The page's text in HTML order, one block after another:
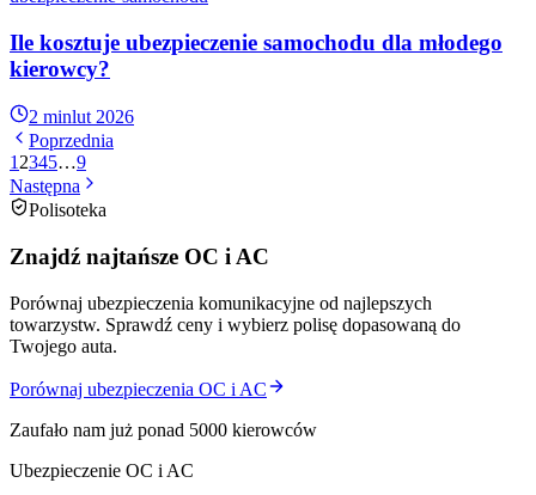
Ile kosztuje ubezpieczenie samochodu dla młodego
kierowcy?
2 minlut 2026
Poprzednia
1 2345…9
Następna
Polisoteka
Znajdź najtańsze OC i AC
Porównaj ubezpieczenia komunikacyjne od najlepszych
towarzystw. Sprawdź ceny i wybierz polisę dopasowaną do
Twojego auta.
Porównaj ubezpieczenia OC i AC
Zaufało nam już ponad 5000 kierowców
Ubezpieczenie OC i AC